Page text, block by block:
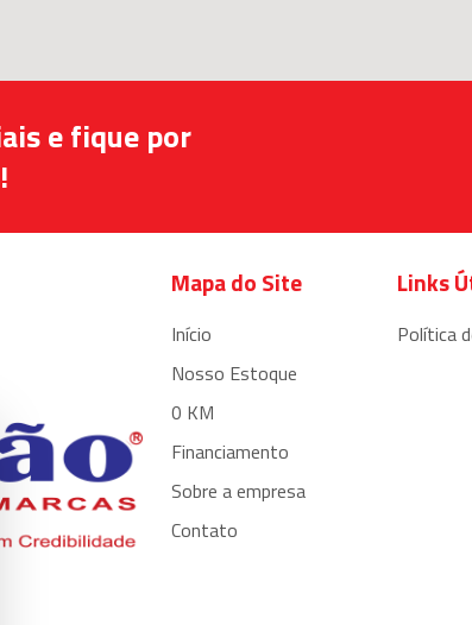
e fique por
Mapa do Site
Início
Nosso Estoque
0 KM
Financiamento
Sobre a empresa
Contato
Links
Política